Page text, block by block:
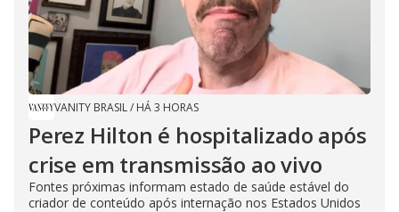
VANITY BRASIL/ HÁ 3 HORAS
Perez Hilton é hospitalizado após
crise em transmissão ao vivo
Fontes próximas informam estado de saúde estável do
criador de conteúdo após internação nos Estados Unidos